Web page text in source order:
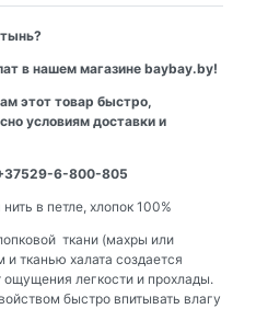
в нашем магазине baybay.by!
этот товар быстро,
условиям доставки и
6-800-805
в петле, хлопок 100%
ткани (махры или
тканью халата создается
ощущения легкости и прохлады.
быстро впитывать влагу